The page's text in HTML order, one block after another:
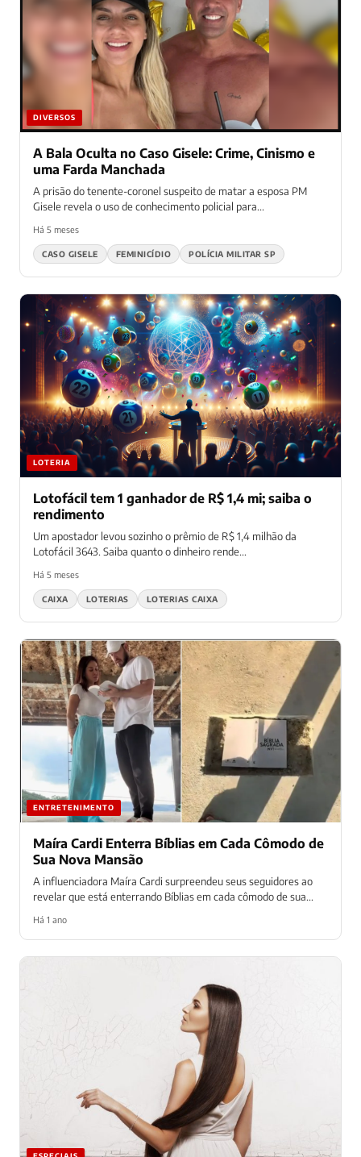
DIVERSOS
A Bala Oculta no Caso Gisele: Crime, Cinismo e
uma Farda Manchada
A prisão do tenente-coronel suspeito de matar a esposa PM
Gisele revela o uso de conhecimento policial para...
Há 5 meses
CASO GISELE FEMINICÍDIO POLÍCIA MILITAR SP
LOTERIA
Lotofácil tem 1 ganhador de R$ 1,4 mi; saiba o
rendimento
Um apostador levou sozinho o prêmio de R$ 1,4 milhão da
Lotofácil 3643. Saiba quanto o dinheiro rende...
Há 5 meses
CAIXA LOTERIAS LOTERIAS CAIXA
ENTRETENIMENTO
Maíra Cardi Enterra Bíblias em Cada Cômodo de
Sua Nova Mansão
A influenciadora Maíra Cardi surpreendeu seus seguidores ao
revelar que está enterrando Bíblias em cada cômodo de sua...
Há 1 ano